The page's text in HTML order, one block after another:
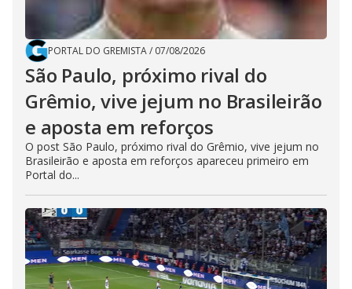
PORTAL DO GREMISTA/ 07/08/2026
São Paulo, próximo rival do
Grêmio, vive jejum no Brasileirão
e aposta em reforços
O post São Paulo, próximo rival do Grêmio, vive jejum no
Brasileirão e aposta em reforços apareceu primeiro em
Portal do...